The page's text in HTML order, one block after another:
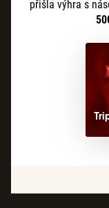
přišla výhra s